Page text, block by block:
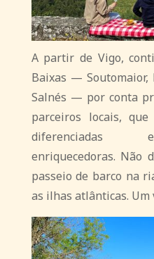
A partir de Vigo,
Baixas —
Salnés — por conta
parceiros locais,
diferenciadas
enriquecedoras. Não
passeio de barco na
as ilhas atlânticas. Um